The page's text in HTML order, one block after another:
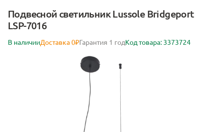
Подвесной светильник Lussole Bridgeport
LSP-7016
В наличииДоставка 0₽Гарантия 1 годКод товара: 3373724